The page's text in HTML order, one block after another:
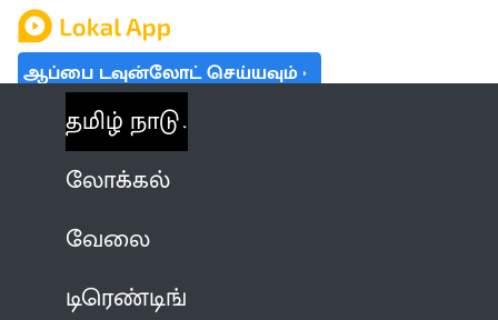
ஆப்பை டவுன்லோட் செய்யவும்
தமிழ் நாடு
லோக்கல்
வேலை
டிரெண்டிங்